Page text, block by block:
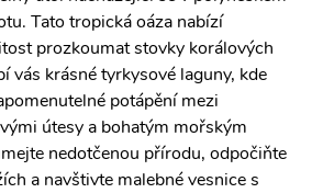
Tato tropická oáza nabízí
prozkoumat stovky korálových
vás krásné tyrkysové laguny, kde
potápění mezi
útesy a bohatým mořským
nedotčenou přírodu, odpočiňte
a navštivte malebné vesnice s